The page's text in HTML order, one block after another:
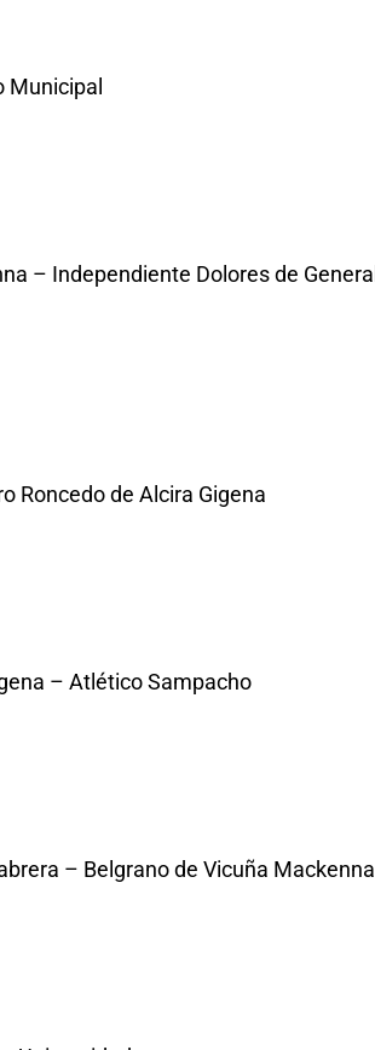
Municipal
– Independiente Dolores de General
Roncedo de Alcira Gigena
– Atlético Sampacho
– Belgrano de Vicuña Mackenna